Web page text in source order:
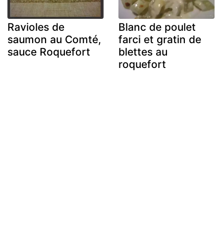
Ravioles de
saumon au Comté,
sauce Roquefort
Blanc de poulet
farci et gratin de
blettes au
roquefort